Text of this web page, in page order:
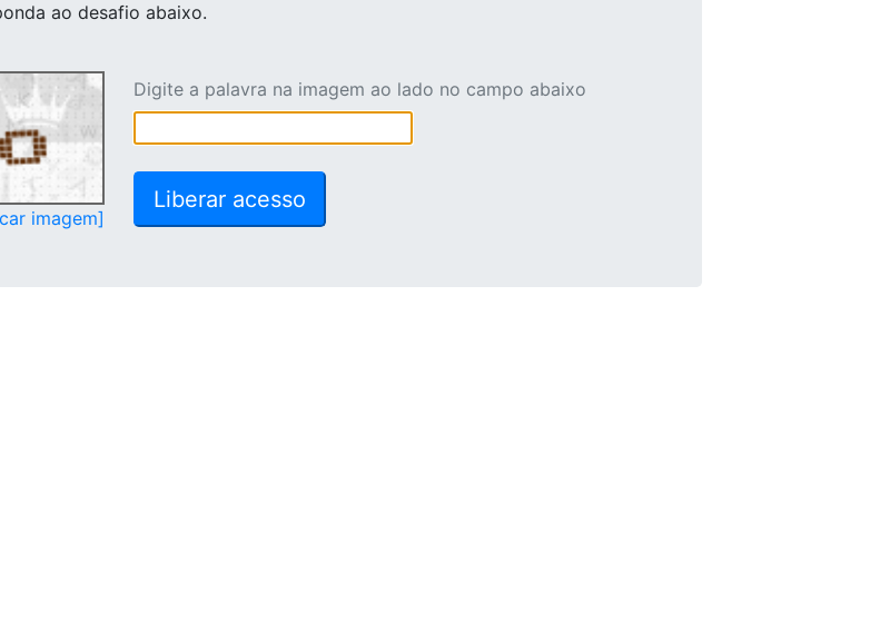
ao desafio abaixo.
imagem]
Digite a palavra na imagem ao lado no campo abaixo